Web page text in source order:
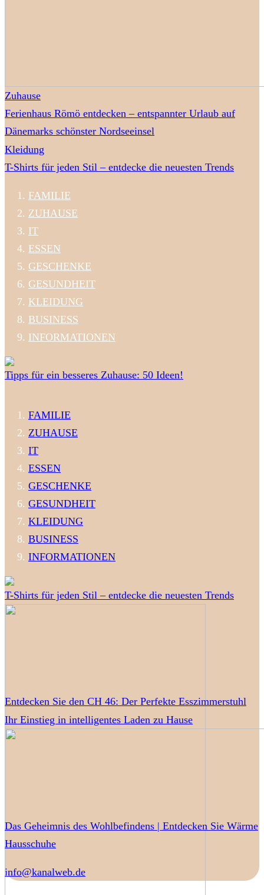
Zuhause
Ferienhaus Römö entdecken – entspannter Urlaub auf
Dänemarks schönster Nordseeinsel
Kleidung
T-Shirts für jeden Stil – entdecke die neuesten Trends
FAMILIE
ZUHAUSE
IT
ESSEN
GESCHENKE
GESUNDHEIT
KLEIDUNG
BUSINESS
INFORMATIONEN
Tipps für ein besseres Zuhause: 50 Ideen!
FAMILIE
ZUHAUSE
IT
ESSEN
GESCHENKE
GESUNDHEIT
KLEIDUNG
BUSINESS
INFORMATIONEN
T-Shirts für jeden Stil – entdecke die neuesten Trends
Entdecken Sie den CH 46: Der Perfekte Esszimmerstuhl
Ihr Einstieg in intelligentes Laden zu Hause
Das Geheimnis des Wohlbefindens | Entdecken Sie Wärme
Hausschuhe
info@kanalweb.de